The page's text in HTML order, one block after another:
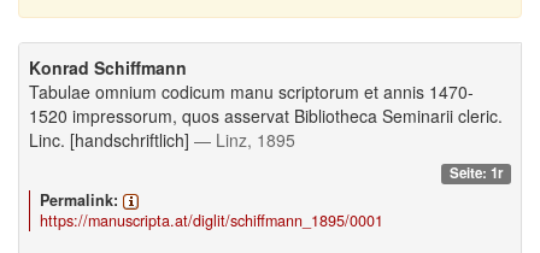
Konrad Schiffmann
Tabulae omnium codicum manu scriptorum et annis 1470-
1520 impressorum, quos asservat Bibliotheca Seminarii cleric.
Linc. [handschriftlich] — Linz, 1895
Seite: 1r
Permalink:
https://manuscripta.at/diglit/schiffmann_1895/0001